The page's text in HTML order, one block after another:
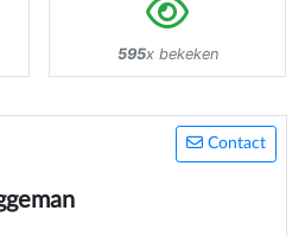
595x bekeken
Contact